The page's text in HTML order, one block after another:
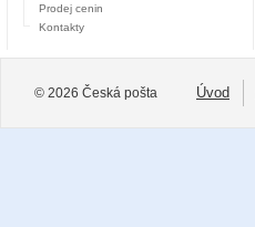
Prodej cenin
Kontakty
© 2026 Česká pošta Úvod